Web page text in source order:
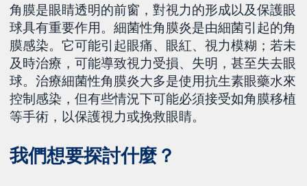
角膜是眼睛透明的前窗，對視力的形成以及保護眼
球具有重要作用。細菌性角膜炎是由細菌引起的角
膜感染。它可能引起眼痛、眼紅、視力模糊；若未
及時治療，可能導致視力受損、失明，甚至失去眼
球。治療細菌性角膜炎大多是使用抗生素眼藥水來
控制感染，但有些情況下可能必須接受如角膜移植
等手術，以保護視力或挽救眼睛。
我們想要探討什麼？